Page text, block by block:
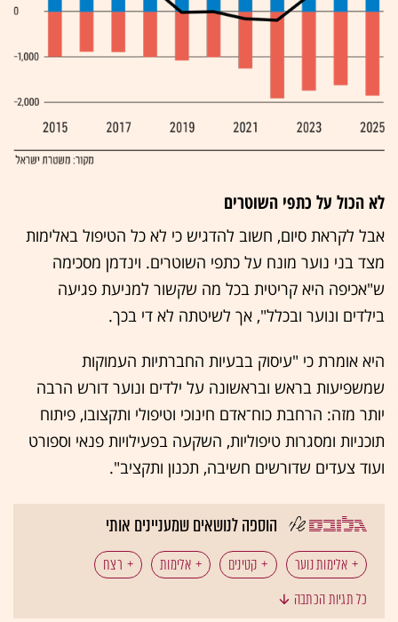
לא הכול על כתפי השוטרים
אבל לקראת סיום, חשוב להדגיש כי לא כל הטיפול באלימות
מצד בני נוער מונח על כתפי השוטרים. וינדמן מסכימה
ש"אכיפה היא קריטית בכל מה שקשור למניעת פגיעה
בילדים ונוער ובכלל", אך לשיטתה לא די בכך.
היא אומרת כי "עיסוק בבעיות החברתיות העמוקות
שמשפיעות בראש ובראשונה על ילדים ונוער דורש הרבה
יותר מזה: הרחבת כוח־אדם חינוכי וטיפולי ותקצובו, פיתוח
תוכניות ומסגרות טיפוליות, השקעה בפעילויות פנאי וספורט
ועוד צעדים שדורשים חשיבה, תכנון ותקציב".
הוספה לנושאים שמעניינים אותי
אלימות נוער קטינים אלימות רצח
כל תגיות הכתבה